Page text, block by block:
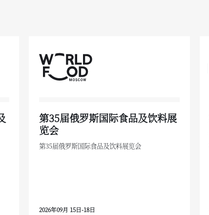
第35届俄罗斯国际食品及饮料展
览会
第35届俄罗斯国际食品及饮料展览会
2026年09月 15日-18日